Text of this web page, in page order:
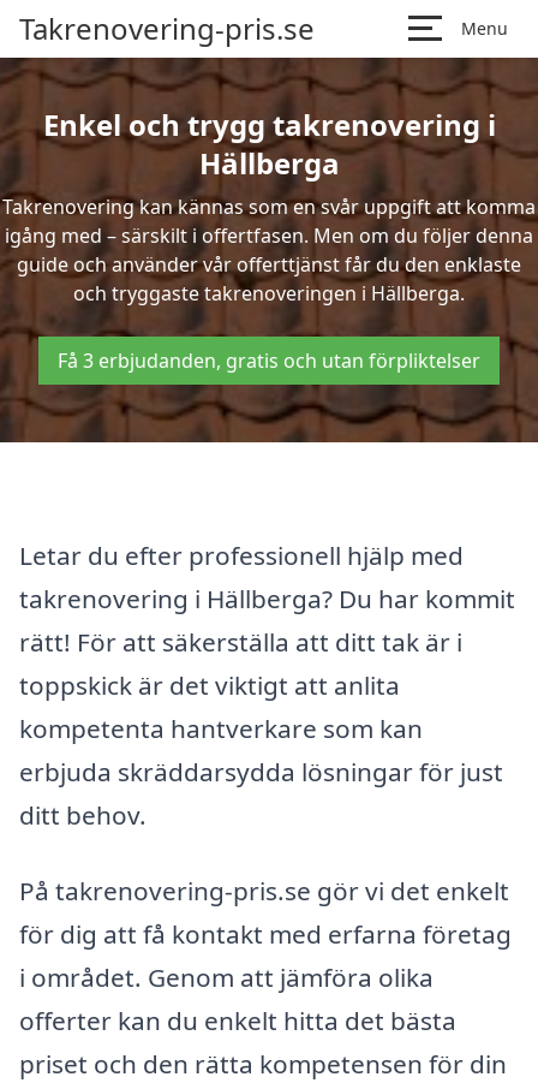
Takrenovering-pris.se Menu
Enkel och trygg takrenovering i
Hällberga
Takrenovering kan kännas som en svår uppgift att komma
igång med – särskilt i offertfasen. Men om du följer denna
guide och använder vår offerttjänst får du den enklaste
och tryggaste takrenoveringen i Hällberga.
Få 3 erbjudanden, gratis och utan förpliktelser
Letar du efter professionell hjälp med
takrenovering i Hällberga? Du har kommit
rätt! För att säkerställa att ditt tak är i
toppskick är det viktigt att anlita
kompetenta hantverkare som kan
erbjuda skräddarsydda lösningar för just
ditt behov.
På takrenovering-pris.se gör vi det enkelt
för dig att få kontakt med erfarna företag
i området. Genom att jämföra olika
offerter kan du enkelt hitta det bästa
priset och den rätta kompetensen för din